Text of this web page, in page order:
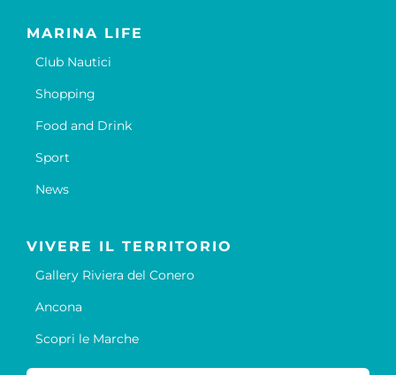
MARINA LIFE
Club Nautici
Shopping
Food and Drink
Sport
News
VIVERE IL TERRITORIO
Gallery Riviera del Conero
Ancona
Scopri le Marche